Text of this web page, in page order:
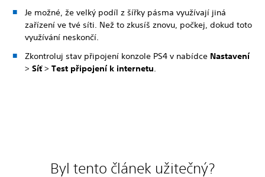
Je možné, že velký podíl z šířky pásma využívají jiná
zařízení ve tvé síti. Než to zkusíš znovu, počkej, dokud toto
využívání neskončí.
Zkontroluj stav připojení konzole PS4 v nabídce Nastavení
> Síť> Test připojení k internetu
Byl tento článek užitečný?